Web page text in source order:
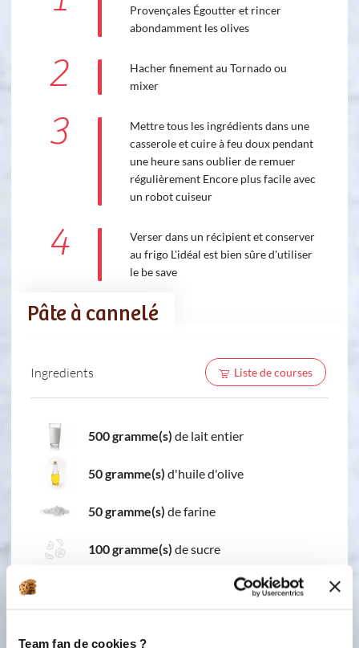
Team fan de cookies ?
Provençales Égoutter et rincer
abondamment les olives
2
Hacher finement au Tornado ou
mixer
3
Mettre tous les ingrédients dans une
casserole et cuire à feu doux pendant
une heure sans oublier de remuer
régulièrement Encore plus facile avec
un robot cuiseur
4
Verser dans un récipient et conserver
au frigo L'idéal est bien sûre d'utiliser
le be save
Pâte à cannelé
Ingredients Liste de courses
500 gramme(s) de lait entier
50 gramme(s) d'huile d'olive
50 gramme(s) de farine
100 gramme(s) de sucre